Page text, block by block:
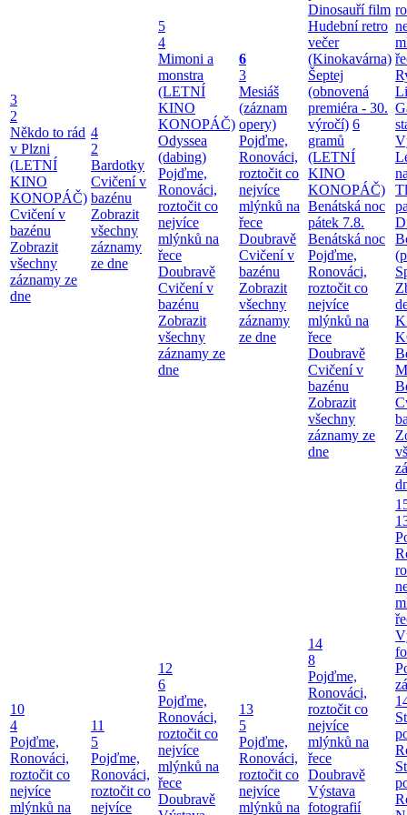
3
2
Někdo to rád
v Plzni
(LETNÍ
KINO
KONOPÁČ)
Cvičení v
bazénu
Zobrazit
všechny
záznamy ze
dne
4
2
Bardotky
Cvičení v
bazénu
Zobrazit
všechny
záznamy
ze dne
5
4
Mimoni a
monstra
(LETNÍ
KINO
KONOPÁČ)
Odyssea
(dabing)
Pojďme,
Ronováci,
roztočit co
nejvíce
mlýnků na
řece
Doubravě
Cvičení v
bazénu
Zobrazit
všechny
záznamy ze
dne
6
3
Mesiáš
(záznam
opery)
Pojďme,
Ronováci,
roztočit co
nejvíce
mlýnků na
řece
Doubravě
Cvičení v
bazénu
Zobrazit
všechny
záznamy
ze dne
Dinosauří film
Hudební retro
večer
(Kinokavárna)
Šeptej
(obnovená
premiéra - 30.
výročí) 6
gramů
(LETNÍ
KINO
KONOPÁČ)
Benátská noc
pátek 7.8.
Benátská noc
Pojďme,
Ronováci,
roztočit co
nejvíce
mlýnků na
řece
Doubravě
Cvičení v
bazénu
Zobrazit
všechny
záznamy ze
dne
10
4
Pojďme,
Ronováci,
roztočit co
nejvíce
mlýnků na
11
5
Pojďme,
Ronováci,
roztočit co
nejvíce
12
6
Pojďme,
Ronováci,
roztočit co
nejvíce
mlýnků na
řece
Doubravě
13
5
Pojďme,
Ronováci,
roztočit co
nejvíce
mlýnků na
14
8
Pojďme,
Ronováci,
roztočit co
nejvíce
mlýnků na
řece
Doubravě
Výstava
fotografií